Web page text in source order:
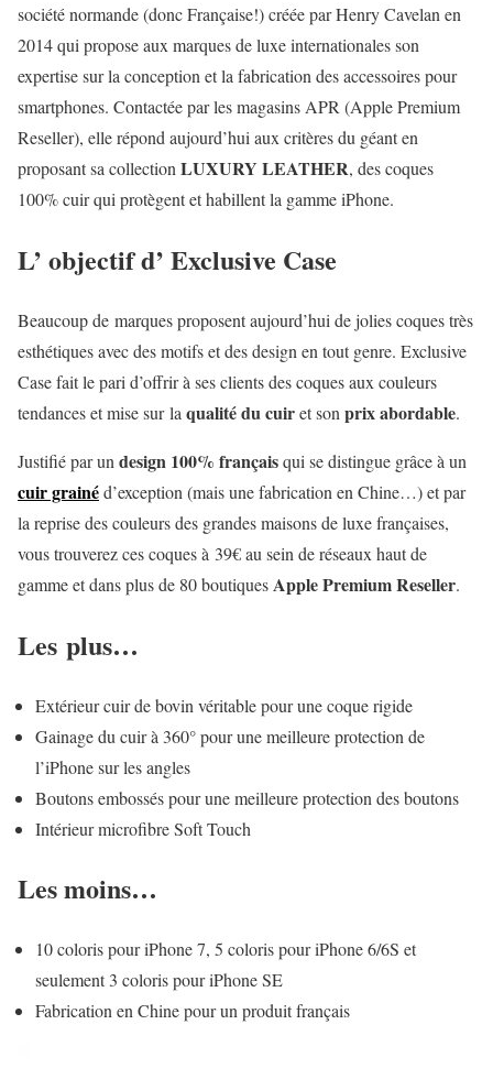
société normande (donc Française!) créée par Henry Cavelan en
2014 qui propose aux marques de luxe internationales son
expertise sur la conception et la fabrication des accessoires pour
smartphones. Contactée par les magasins APR (Apple Premium
Reseller), elle répond aujourd’hui aux critères du géant en
proposant sa collection LUXURY LEATHER, des coques
100% cuir qui protègent et habillent la gamme iPhone.
L’ objectif d’ Exclusive Case
Beaucoup de marques proposent aujourd’hui de jolies coques très
esthétiques avec des motifs et des design en tout genre. Exclusive
Case fait le pari d’offrir à ses clients des coques aux couleurs
tendances et mise sur la qualité du cuiret son prix abordable.
Justifié par un design 100% françaisqui se distingue grâce à un
cuir grainéd’exception (mais une fabrication en Chine…) et par
la reprise des couleurs des grandes maisons de luxe françaises,
vous trouverez ces coques à 39€ au sein de réseaux haut de
gamme et dans plus de 80 boutiquesApple Premium Reseller.
Les plus…
Extérieur cuir de bovin véritable pour une coque rigide
Gainage du cuir à 360° pour une meilleure protection de
l’iPhone sur les angles
Boutons embossés pour une meilleure protection des boutons
Intérieur microfibre Soft Touch
Les moins…
10 coloris pour iPhone 7, 5 coloris pour iPhone 6/6S et
seulement 3 coloris pour iPhone SE
Fabrication en Chine pour un produit français